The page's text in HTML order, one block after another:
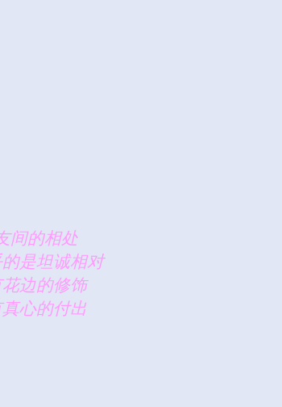
间的相处
是坦诚相对
边的修饰
真心的付出